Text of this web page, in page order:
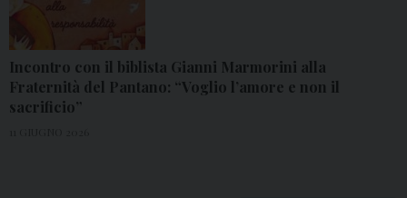
Incontro con il biblista Gianni Marmorini alla
Fraternità del Pantano: “Voglio l’amore e non il
sacrificio”